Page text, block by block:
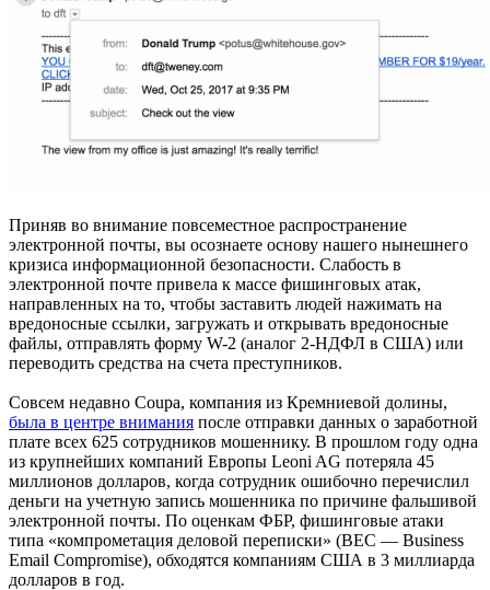
Приняв во внимание повсеместное распространение
электронной почты, вы осознаете основу нашего нынешнего
кризиса информационной безопасности. Слабость в
электронной почте привела к массе фишинговых атак,
направленных на то, чтобы заставить людей нажимать на
вредоносные ссылки, загружать и открывать вредоносные
файлы, отправлять форму W-2 (аналог 2-НДФЛ в США) или
переводить средства на счета преступников.
Совсем недавно Coupa, компания из Кремниевой долины,
была в центре внимания после отправки данных о заработной
плате всех 625 сотрудников мошеннику. В прошлом году одна
из крупнейших компаний Европы Leoni AG потеряла 45
миллионов долларов, когда сотрудник ошибочно перечислил
деньги на учетную запись мошенника по причине фальшивой
электронной почты. По оценкам ФБР, фишинговые атаки
типа «компрометация деловой переписки» (BEC — Business
Email Compromise), обходятся компаниям США в 3 миллиарда
долларов в год.